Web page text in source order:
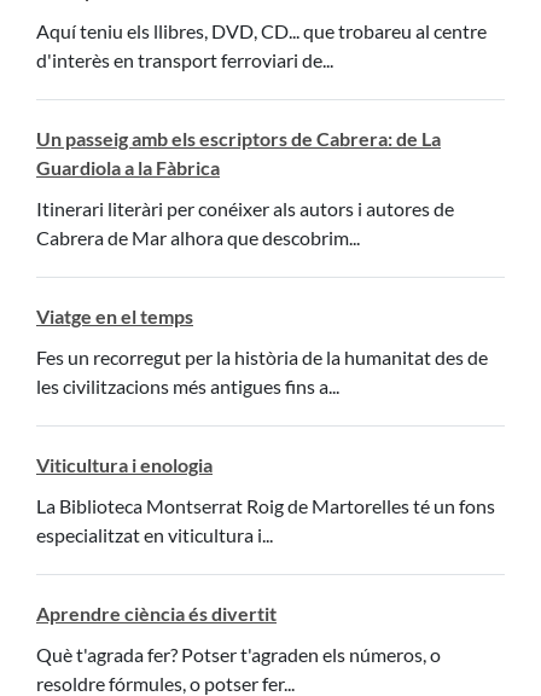
Aquí teniu els llibres, DVD, CD... que trobareu al centre
d'interès en transport ferroviari de...
Un passeig amb els escriptors de Cabrera: de La
Guardiola a la Fàbrica
Itinerari literàri per conéixer als autors i autores de
Cabrera de Mar alhora que descobrim...
Viatge en el temps
Fes un recorregut per la història de la humanitat des de
les civilitzacions més antigues fins a...
Viticultura i enologia
La Biblioteca Montserrat Roig de Martorelles té un fons
especialitzat en viticultura i...
Aprendre ciència és divertit
Què t'agrada fer? Potser t'agraden els números, o
resoldre fórmules, o potser fer...